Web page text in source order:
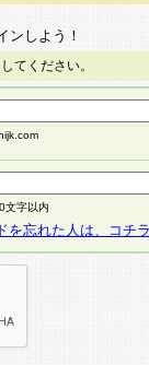
ンしよう！
てください。
文字以内
を忘れた人は、コチ